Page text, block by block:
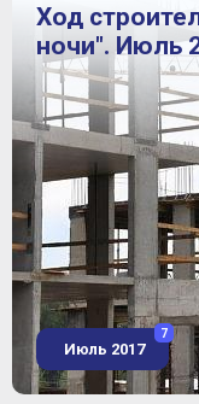
Ход
ночи". Июль
Июль 2017
7